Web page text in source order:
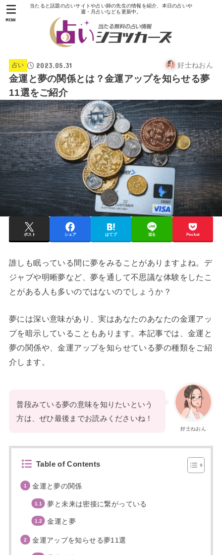
当たると話題の占いサイトや占い師の先生の情報を紹介、本日の占いや
週・月占いなども更新中。
MENU
占い 2023.05.31 好士ねおん
金運と夢の関係とは？金運アップを知らせる夢
11選をご紹介
ポスト シェア はてブ 送る Pocket
誰しも眠っている間に夢をみることがありますよね。デ
ジャブや明晰夢など、夢を通して不思議な体験をしたこ
とがある人も多いのではないのでしょうか？
夢には深い意味があり、実はあなたのあなたの金運アッ
プを暗示していることもあります。本記事では、金運と
夢の関係や、金運アップを知らせている夢の種類をご紹
介します。
好士ねおん
普段みている夢の意味を知りたいという
方は、ぜひ最後までお読みくださいね！
Table of Contents
金運と夢の関係
夢と未来は密接に繋がっている
金運と夢
金運アップを知らせる夢11選